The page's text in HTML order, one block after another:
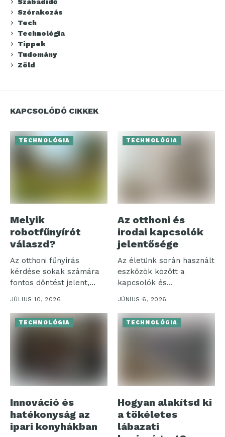
Szórakozás
Tech
Technológia
Tippek
Tudomány
Zöld
KAPCSOLÓDÓ CIKKEK
TECHNOLÓGIA
Melyik
robotfűnyírót
válaszd?
Az otthoni fűnyírás
kérdése sokak számára
fontos döntést jelent,
különösen, amikor a...
JÚLIUS 10, 2026
TECHNOLÓGIA
Az otthoni és
irodai kapcsolók
jelentősége
Az életünk során használt
eszközök között a
kapcsolók és
szerelvények különösen
jelentős...
JÚNIUS 6, 2026
TECHNOLÓGIA
Innováció és
hatékonyság az
ipari konyhákban
TECHNOLÓGIA
Hogyan alakítsd ki
a tökéletes
lábazati